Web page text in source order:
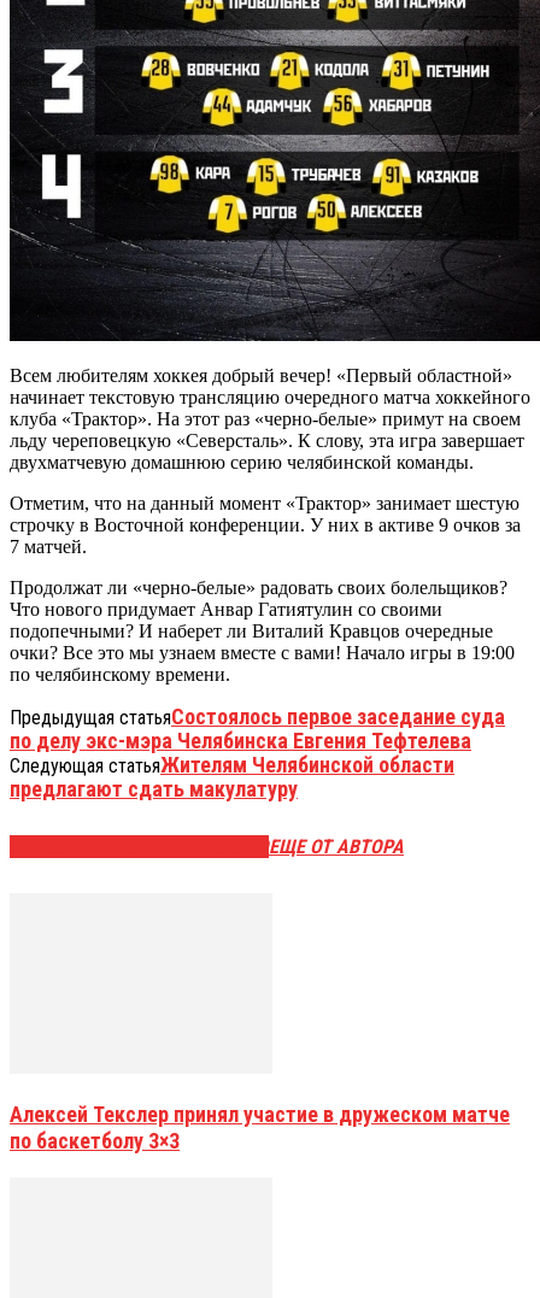
Всем любителям хоккея добрый вечер! «Первый областной»
начинает текстовую трансляцию очередного матча хоккейного
клуба «Трактор». На этот раз «черно-белые» примут на своем
льду череповецкую «Северсталь». К слову, эта игра завершает
двухматчевую домашнюю серию челябинской команды.
Отметим, что на данный момент «Трактор» занимает шестую
строчку в Восточной конференции. У них в активе 9 очков за
7 матчей.
Продолжат ли «черно-белые» радовать своих болельщиков?
Что нового придумает Анвар Гатиятулин со своими
подопечными? И наберет ли Виталий Кравцов очередные
очки? Все это мы узнаем вместе с вами! Начало игры в 19:00
по челябинскому времени.
Предыдущая статьяСостоялось первое заседание суда
по делу экс-мэра Челябинска Евгения Тефтелева
Следующая статьяЖителям Челябинской области
предлагают сдать макулатуру
ЕЩЕ ОТ АВТОРА
Алексей Текслер принял участие в дружеском матче
по баскетболу 3×3